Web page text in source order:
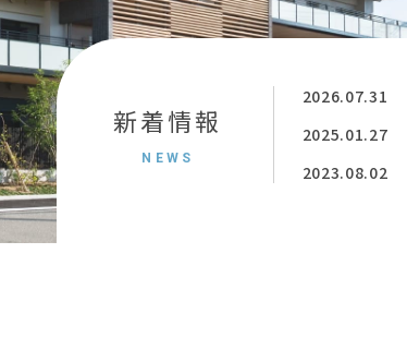
新着情報
NEWS
2026.07.31
2025.01.27
2023.08.02